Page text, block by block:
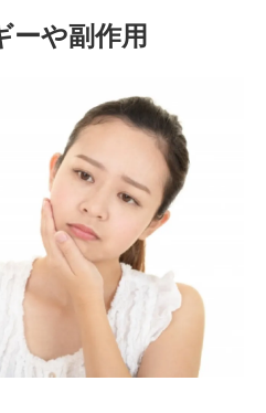
ーや副作用